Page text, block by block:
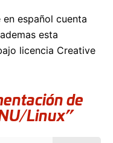
español cuenta
esta
licencia Creative
de
Linux”